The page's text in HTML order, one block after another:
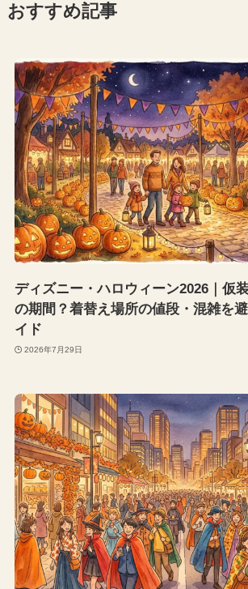
おすすめ記事
ディズニー・ハロウィーン2026｜仮
の期間？着替え場所の値段・混雑を
イド
2026年7月29日